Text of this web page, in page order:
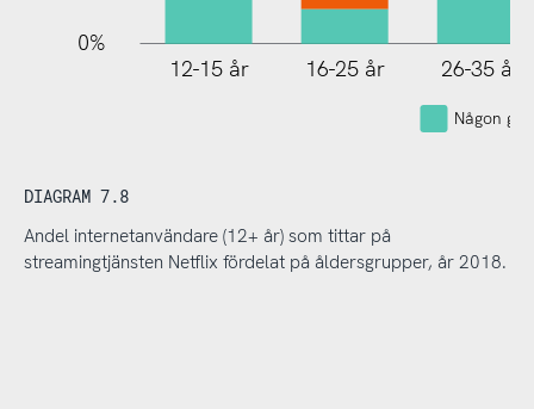
0%
12-15 år 16-25 år 26-35 år
Någon
DIAGRAM 7.8
Andel internetanvändare (12+ år) som tittar på
streamingtjänsten Netflix fördelat på åldersgrupper, år 2018.